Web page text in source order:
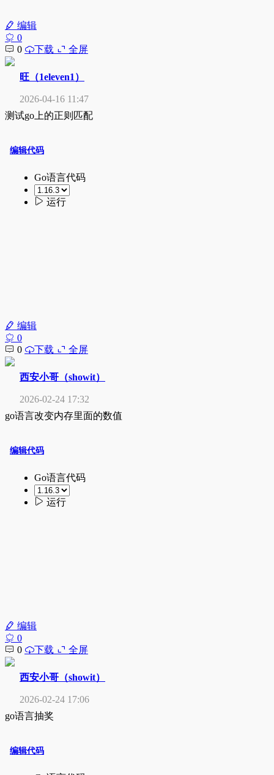
编辑
0
0
下载 全屏
旺（1eleven1）
2026-04-16 11:47
测试go上的正则匹配
编辑
0
0
下载 全屏
西安小哥（showit）
2026-02-24 17:32
go语言改变内存里面的数值
编辑
0
0
下载 全屏
西安小哥（showit）
2026-02-24 17:06
go语言抽奖